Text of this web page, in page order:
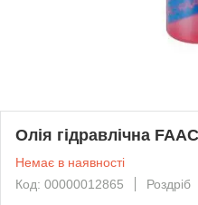
Олія гідравлічна
Немає в наявності
Код: 00000012865
Роздріб